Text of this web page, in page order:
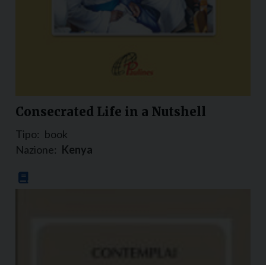
Consecrated Life in a Nutshell
Tipo: book
Nazione: Kenya